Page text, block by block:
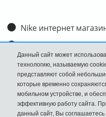
Nike интернет
Доставка и оплата
Обмен и возврат
Размеры
FAQ
Данный сайт может
технологию, называемую
представляют собой
которые временно
мобильном устройстве, и
эффективную работу сайта.
данный сайт, Вы